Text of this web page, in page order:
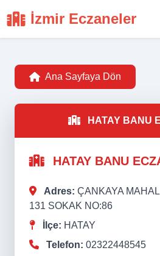
İzmir Eczaneler
Ana Sayfaya Dön
HATAY BANU
HATAY BANU
Adres: ÇANKAYA
131 SOKAK NO:86
İlçe: HATAY
Telefon: 02322448545